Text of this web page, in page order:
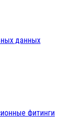
данных
фитинги